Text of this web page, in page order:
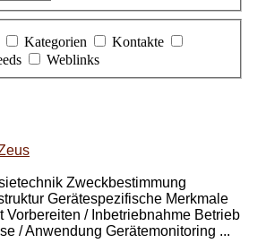
Kategorien
Kontakte
Weblinks
Zweckbestimmung
Gerätespezifische Merkmale
Vorbereiten / Inbetriebnahme Betrieb
/ Anwendung Gerätemonitoring ...